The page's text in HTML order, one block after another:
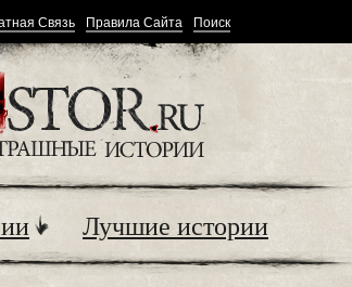
Связь Правила Сайта Поиск
Лучшие истории